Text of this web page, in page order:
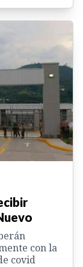
con la
covid